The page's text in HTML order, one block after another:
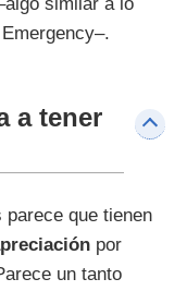
a tener
que tienen
por
un tanto